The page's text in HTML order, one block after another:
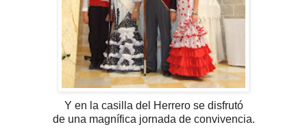
Y en la casilla del Herrero se disfrutó
de una magnífica jornada de convivencia.